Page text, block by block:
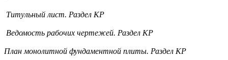
Титульный лист. Раздел КР
Ведомость рабочих чертежей. Раздел КР
План монолитной фундаментной плиты. Раздел КР